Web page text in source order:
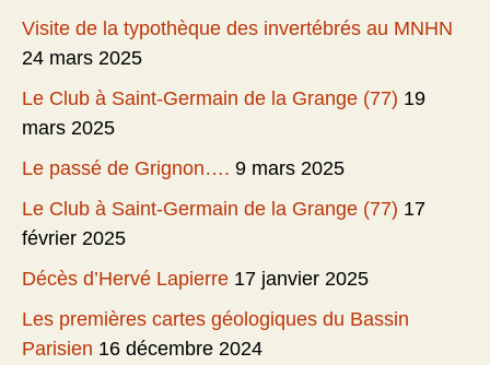
Visite de la typothèque des invertébrés au MNHN
24 mars 2025
Le Club à Saint-Germain de la Grange (77) 19
mars 2025
Le passé de Grignon…. 9 mars 2025
Le Club à Saint-Germain de la Grange (77) 17
février 2025
Décès d’Hervé Lapierre 17 janvier 2025
Les premières cartes géologiques du Bassin
Parisien 16 décembre 2024